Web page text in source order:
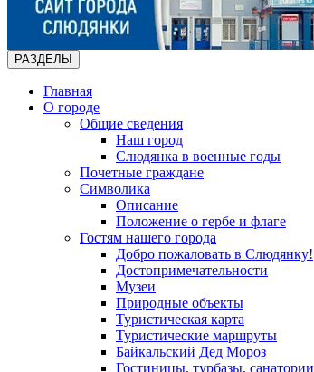
РАЗДЕЛЫ
Главная
О городе
Общие сведения
Наш город
Слюдянка в военные годы
Почетные граждане
Символика
Описание
Положение о гербе и флаге
Гостям нашего города
Добро пожаловать в Слюдянку!
Достопримечательности
Музеи
Природные объекты
Туристическая карта
Туристические маршруты
Байкальский Дед Мороз
Гостиницы, турбазы, санатории